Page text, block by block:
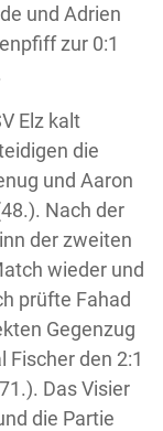
und Adrien
zur 0:1
Elz kalt
die
und Aaron
Nach der
der zweiten
wieder und
prüfte Fahad
Gegenzug
den 2:1
Das Visier
die Partie